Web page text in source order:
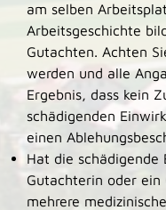
am selben
Arbeitsgeschichte
Gutachten. Achten
werden und alle
Ergebnis, dass kein
schädigenden
einen
Hat die
Gutachterin oder ein
mehrere